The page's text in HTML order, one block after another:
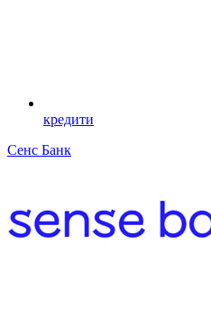
кредити
Сенс Банк